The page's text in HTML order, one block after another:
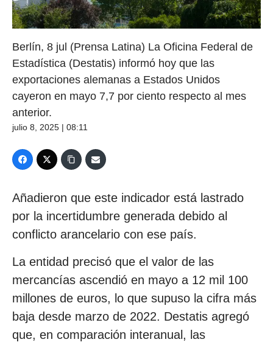
Berlín, 8 jul (Prensa Latina) La Oficina Federal de
Estadística (Destatis) informó hoy que las
exportaciones alemanas a Estados Unidos
cayeron en mayo 7,7 por ciento respecto al mes
anterior.
julio 8, 2025 | 08:11
Añadieron que este indicador está lastrado
por la incertidumbre generada debido al
conflicto arancelario con ese país.
La entidad precisó que el valor de las
mercancías ascendió en mayo a 12 mil 100
millones de euros, lo que supuso la cifra más
baja desde marzo de 2022. Destatis agregó
que, en comparación interanual, las